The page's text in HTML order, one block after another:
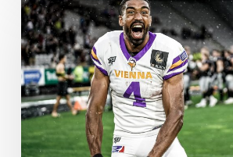
Roster
Moves
vor
Woche
5